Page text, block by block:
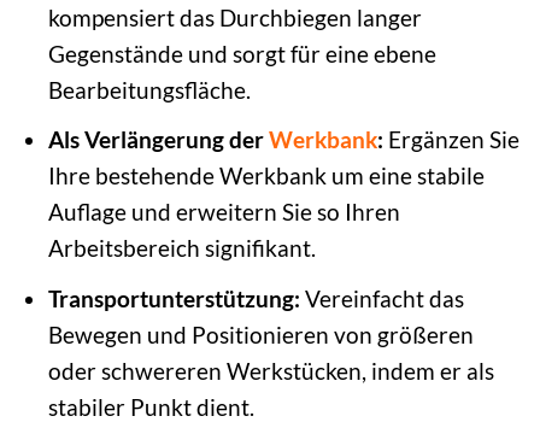
kompensiert das Durchbiegen langer
Gegenstände und sorgt für eine ebene
Bearbeitungsfläche.
Als Verlängerung derWerkbank: Ergänzen Sie
Ihre bestehende Werkbank um eine stabile
Auflage und erweitern Sie so Ihren
Arbeitsbereich signifikant.
Transportunterstützung: Vereinfacht das
Bewegen und Positionieren von größeren
oder schwereren Werkstücken, indem er als
stabiler Punkt dient.